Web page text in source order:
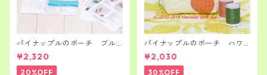
パイナップルのポーチ ブル
ー ハワイアンキルト キッ
ト 初心者さん～
¥2,320
20%OFF
パイナップルのポーチ ハワ
イアンキルト キット 初級者
さん～
¥2,030
30%OFF